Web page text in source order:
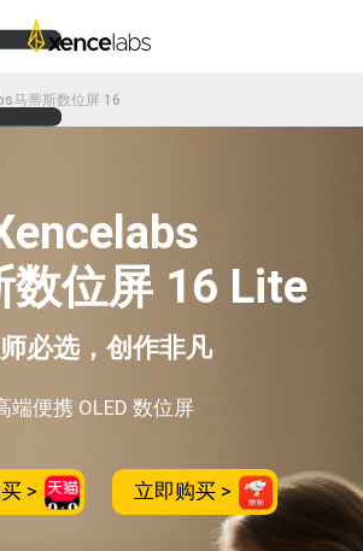
马蒂斯数位屏 16
数位屏 16 Lite
必选，创作非凡
端便携 OLED 数位屏
> 立即购买 >